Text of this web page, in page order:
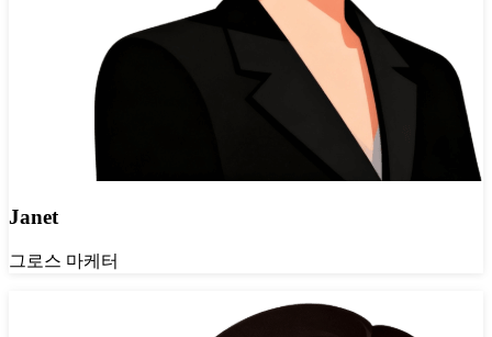
Janet
그로스 마케터